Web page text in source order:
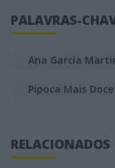
PALAVRAS-
Ana Garcia
Pipoca Mais Doce
RELACIONADOS